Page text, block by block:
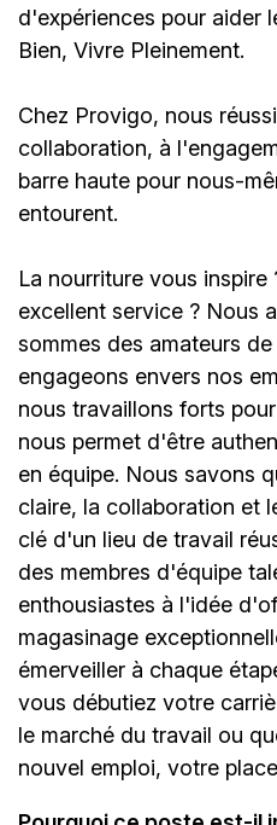
d'expériences pour aider
Bien, Vivre Pleinement.
Chez Provigo, nous
collaboration, à
barre haute pour nous-
entourent.
La nourriture vous
excellent service ? Nous
sommes des amateurs
engageons envers nos
nous travaillons forts
nous permet d'être
en équipe. Nous savons
claire, la collaboration et
clé d'un lieu de travail
des membres d'équipe
enthousiastes à l'idée
magasinage
émerveiller à chaque
vous débutiez votre
le marché du travail ou
nouvel emploi, votre